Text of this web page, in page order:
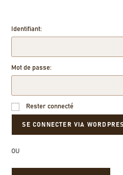
Identifiant:
Mot de passe:
Rester connecté
OU